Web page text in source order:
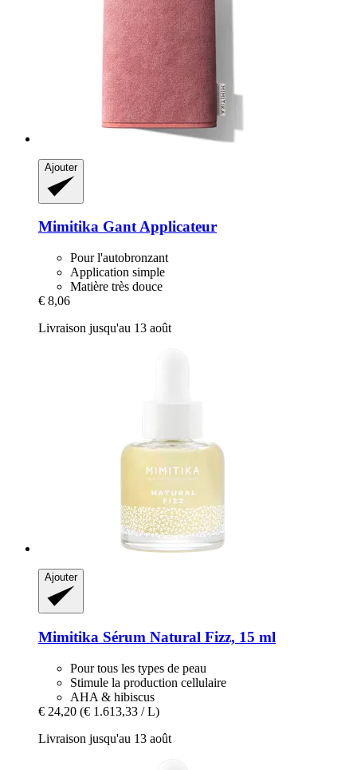
Ajouter
Mimitika Gant Applicateur
Pour l'autobronzant
Application simple
Matière très douce
€ 8,06
Livraison jusqu'au 13 août
Ajouter
Mimitika Sérum Natural Fizz, 15 ml
Pour tous les types de peau
Stimule la production cellulaire
AHA & hibiscus
€ 24,20 (€ 1.613,33 / L)
Livraison jusqu'au 13 août